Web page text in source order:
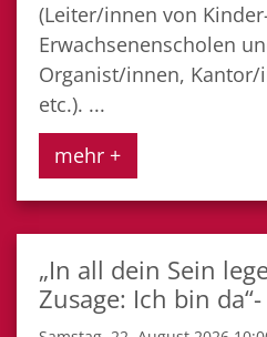
(Leiter/innen von
Erwachsenenscholen
Organist/innen,
etc.). ...
mehr +
„In all dein Sein
Zusage: Ich bin